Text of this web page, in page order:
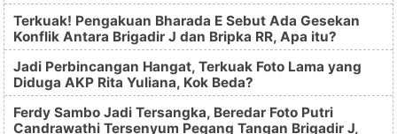
Terkuak! Pengakuan Bharada E Sebut Ada Gesekan
Konflik Antara Brigadir J dan Bripka RR, Apa itu?
Jadi Perbincangan Hangat, Terkuak Foto Lama yang
Diduga AKP Rita Yuliana, Kok Beda?
Ferdy Sambo Jadi Tersangka, Beredar Foto Putri
Candrawathi Tersenyum Pegang Tangan Brigadir J,